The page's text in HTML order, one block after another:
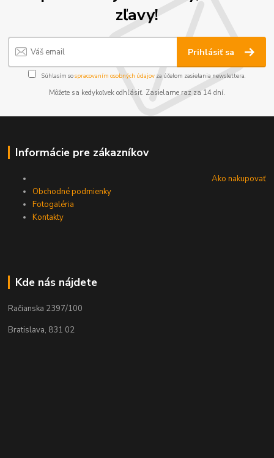
zľavy!
Prihlásiť sa
Súhlasím sospracovaním osobných údajov za účelom zasielania newslettera.
Môžete sa kedykoľvek odhlásiť. Zasielame raz za 14 dní.
Informácie pre zákazníkov
Ako nakupovať
Obchodné podmienky
Fotogaléria
Kontakty
Kde nás nájdete
Račianska 2397/100
Bratislava, 831 02